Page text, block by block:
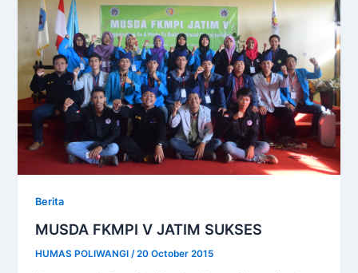
Berita
MUSDA FKMPI V JATIM SUKSES
HUMAS POLIWANGI/20 October 2015